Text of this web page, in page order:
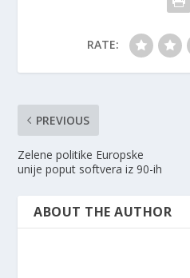
RATE:
PREVIOUS
Zelene politike Europske
unije poput softvera iz 90-ih
ABOUT THE AUTHOR